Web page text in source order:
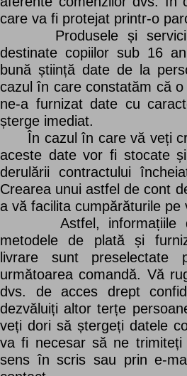
care va fi protejat printr-o
Produsele și
destinate copiilor sub 16
bună știință date de la
cazul în care constatăm că
ne-a furnizat date cu
șterge imediat.
În cazul în care vă veți
aceste date vor fi stocate
derulării contractului
Crearea unui astfel de cont
a vă facilita cumpărăturile pe
Astfel, informațiile
metodele de plată și
livrare sunt preselectate
următoarea comandă. Vă
dvs. de acces drept
dezvăluiți altor terțe
veți dori să ștergeți datele
va fi necesar să ne
sens în scris sau prin e-